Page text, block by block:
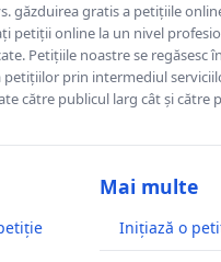
găzduirea gratis a petițiile
petiții online la un nivel
Petițiile noastre se regăsesc
petițiilor prin intermediul
către publicul larg cât și către
Mai multe
Inițiază o